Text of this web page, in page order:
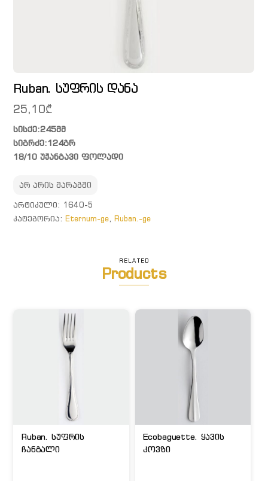
Ruban. სუფრის დანა
25,10₾
სისქე:245მმ
სიგრძე:124გრ
18/10 უჟანგავი ფოლადი
არ არის მარაგში
ᲐᲠᲢᲘᲙᲣᲚᲘ: 1640-5
ᲙᲐᲢᲔᲒᲝᲠᲘᲐ:Eternum-ge,Ruban.-ge
RELATED
Products
Ruban. სუფრის
ჩანგალი
Ecobaguette. ყავის
კოვზი